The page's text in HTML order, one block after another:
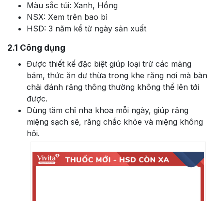
Màu sắc túi: Xanh, Hồng
NSX: Xem trên bao bì
HSD: 3 năm kể từ ngày sản xuất
2.1 Công dụng
Được thiết kế đặc biệt giúp loại trừ các mảng
bám, thức ăn dư thừa trong khe răng nơi mà bàn
chải đánh răng thông thường không thể lên tới
được.
Dùng tăm chỉ nha khoa mỗi ngày, giúp răng
miệng sạch sẽ, răng chắc khỏe và miệng không
hôi.